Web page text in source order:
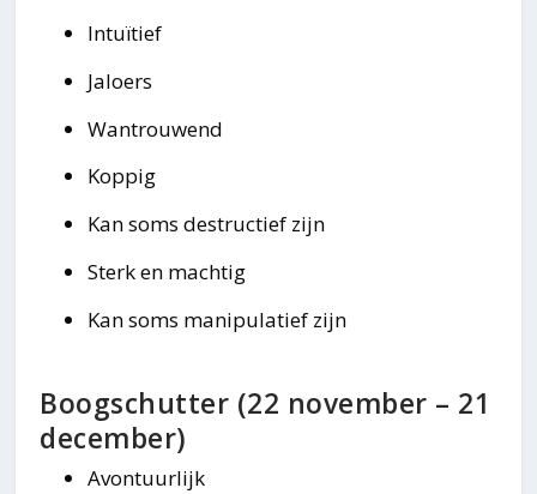
Intuïtief
Jaloers
Wantrouwend
Koppig
Kan soms destructief zijn
Sterk en machtig
Kan soms manipulatief zijn
Boogschutter (22 november – 21
december)
Avontuurlijk